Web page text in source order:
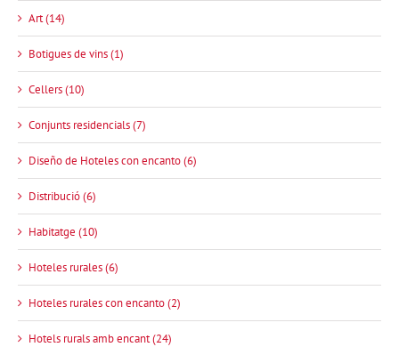
Art (14)
Botigues de vins (1)
Cellers (10)
Conjunts residencials (7)
Diseño de Hoteles con encanto (6)
Distribució (6)
Habitatge (10)
Hoteles rurales (6)
Hoteles rurales con encanto (2)
Hotels rurals amb encant (24)